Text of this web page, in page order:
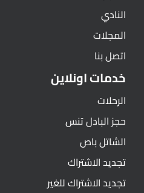
النادي
المجلات
اتصل بنا
خدمات اونلاين
الرحلات
حجز البادل تنس
الشاتل باص
تجديد الاشتراك
تجديد الاشتراك للغير